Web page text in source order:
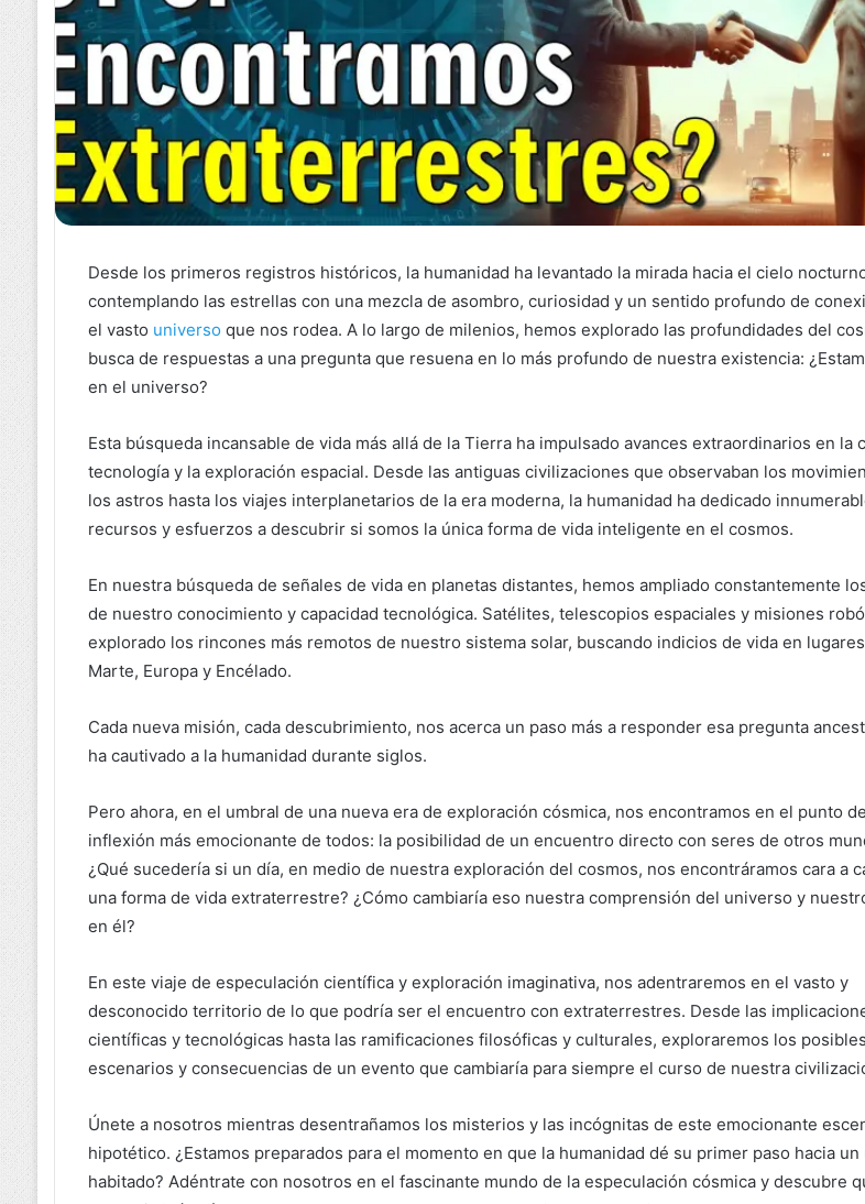
Desde los primeros registros históricos, la humanidad ha levantado la mirada hacia el cielo
contemplando las estrellas con una mezcla de asombro, curiosidad y un sentido profundo de
el vasto universo que nos rodea. A lo largo de milenios, hemos explorado las profundidades del
busca de respuestas a una pregunta que resuena en lo más profundo de nuestra existencia:
en el universo?
Esta búsqueda incansable de vida más allá de la Tierra ha impulsado avances extraordinarios en la
tecnología y la exploración espacial. Desde las antiguas civilizaciones que observaban los
los astros hasta los viajes interplanetarios de la era moderna, la humanidad ha dedicado
recursos y esfuerzos a descubrir si somos la única forma de vida inteligente en el cosmos.
En nuestra búsqueda de señales de vida en planetas distantes, hemos ampliado constantemente
de nuestro conocimiento y capacidad tecnológica. Satélites, telescopios espaciales y misiones
explorado los rincones más remotos de nuestro sistema solar, buscando indicios de vida en
Marte, Europa y Encélado.
Cada nueva misión, cada descubrimiento, nos acerca un paso más a responder esa pregunta
ha cautivado a la humanidad durante siglos.
Pero ahora, en el umbral de una nueva era de exploración cósmica, nos encontramos en el punto de
inflexión más emocionante de todos: la posibilidad de un encuentro directo con seres de otros
¿Qué sucedería si un día, en medio de nuestra exploración del cosmos, nos encontráramos cara a
una forma de vida extraterrestre? ¿Cómo cambiaría eso nuestra comprensión del universo y
en él?
En este viaje de especulación científica y exploración imaginativa, nos adentraremos en el vasto y
desconocido territorio de lo que podría ser el encuentro con extraterrestres. Desde las
científicas y tecnológicas hasta las ramificaciones filosóficas y culturales, exploraremos los posibles
escenarios y consecuencias de un evento que cambiaría para siempre el curso de nuestra
Únete a nosotros mientras desentrañamos los misterios y las incógnitas de este emocionante
hipotético. ¿Estamos preparados para el momento en que la humanidad dé su primer paso hacia
habitado? Adéntrate con nosotros en el fascinante mundo de la especulación cósmica y descubre